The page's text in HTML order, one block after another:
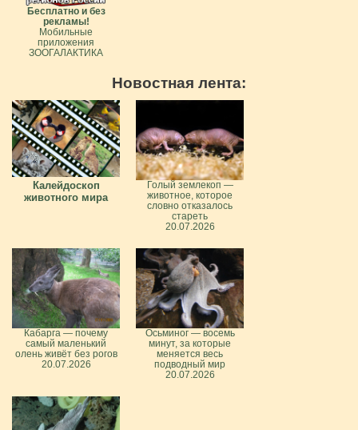
Бесплатно и без
рекламы!
Мобильные
приложения
ЗООГАЛАКТИКА
Новостная лента:
Калейдоскоп
животного мира
Голый землекоп —
животное, которое
словно отказалось
стареть
20.07.2026
Кабарга — почему
самый маленький
олень живёт без рогов
20.07.2026
Осьминог — восемь
минут, за которые
меняется весь
подводный мир
20.07.2026